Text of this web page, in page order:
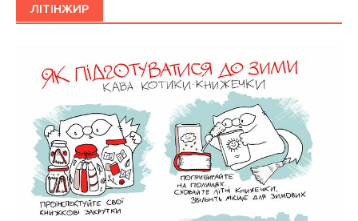
ЛІТІНЖИР